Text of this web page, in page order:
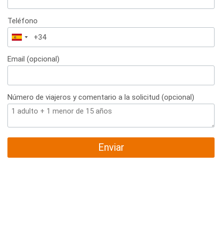
Teléfono
España
+34
Email (opcional)
Número de viajeros y comentario a la solicitud (opcional)
Enviar